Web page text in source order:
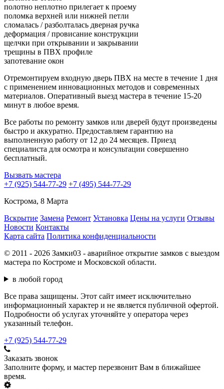
полотно неплотно прилегает к проему
поломка верхней или нижней петли
сломалась / разболталась дверная ручка
деформация / провисание конструкции
щелчки при открывании и закрывании
трещины в ПВХ профиле
запотевание окон
Отремонтируем входную дверь ПВХ на месте в течение 1 дня
с применением инновационных методов и современных
материалов. Оперативный выезд мастера в течение 15-20
минут в любое время.
Все работы по ремонту замков или дверей будут произведены
быстро и аккуратно. Предоставляем гарантию на
выполненную работу от 12 до 24 месяцев. Приезд
специалиста для осмотра и консультации совершенно
бесплатный.
Вызвать мастера
+7 (925) 544-77-29 +7 (495) 544-77-29
Кострома, 8 Марта
Вскрытие Замена Ремонт Установка Цены на услуги Отзывы
Новости Контакты
Карта сайта Политика конфиденциальности
© 2011 - 2026 Замки03 - аварийное открытие замков с выездом
мастера по Костроме и Московской области.
в любой город
Все права защищены. Этот сайт имеет исключительно
информационный характер и не является публичной офертой.
Подробности об услугах уточняйте у оператора через
указанный телефон.
+7 (925) 544-77-29
Заказать звонок
Заполните форму, и мастер перезвонит Вам в ближайшее
время.